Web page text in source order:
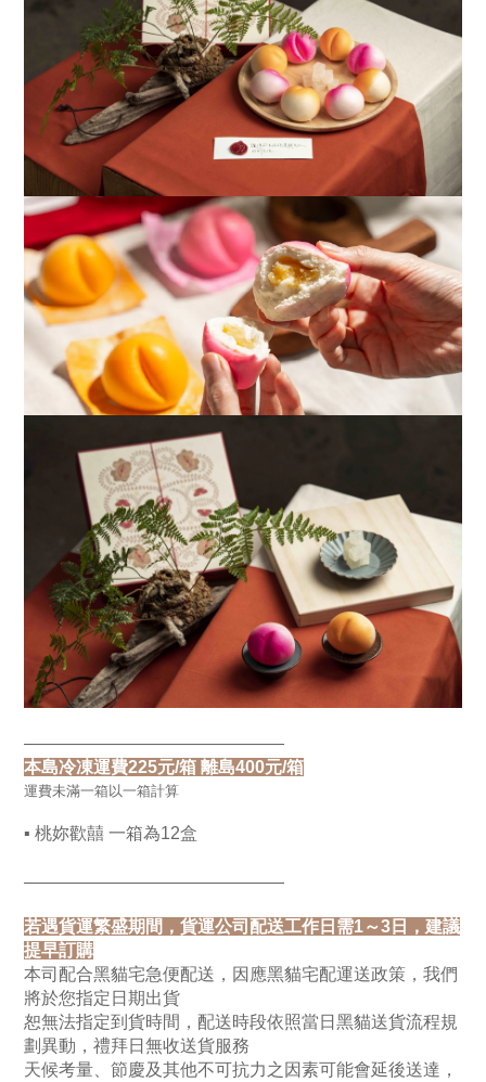
———————————————
本島冷凍運費225元/箱 離島400元/箱
運費未滿一箱以一箱計算
▪ 桃妳歡囍 一箱為12盒
———————————————
若遇貨運繁盛期間，貨運公司配送工作日需1～3日，建議
提早訂購
本司配合黑貓宅急便配送，因應黑貓宅配運送政策，我們
將於您指定日期出貨
恕無法指定到貨時間，配送時段依照當日黑貓送貨流程規
劃異動，禮拜日無收送貨服務
天候考量、節慶及其他不可抗力之因素可能會延後送達，